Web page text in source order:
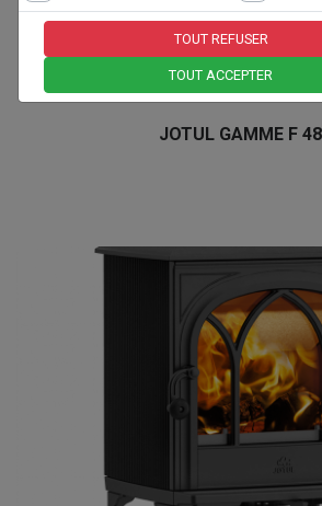
TOUT REFUSER
TOUT ACCEPTER
JOTUL GAMME F